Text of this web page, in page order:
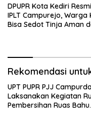
DPUPR Kota Kediri
IPLT Campurejo, Warga
Bisa Sedot Tinja Aman
Rekomendasi
UPT PUPR PJJ
Laksanakan Kegiatan
Pembersihan Ruas Bahu